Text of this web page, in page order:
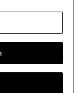
Copyrights 2026